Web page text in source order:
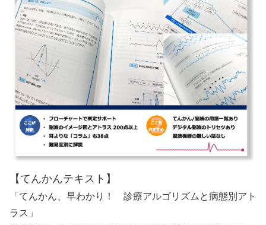
【てんかんテキスト】
「てんかん、早わかり！ 診療アルゴリズムと病態別アト
ラス」